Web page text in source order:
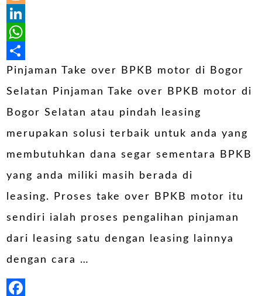
Blogger
LinkedIn
WhatsApp
Share
Pinjaman Take over BPKB motor di Bogor
Selatan Pinjaman Take over BPKB motor di
Bogor Selatan atau pindah leasing
merupakan solusi terbaik untuk anda yang
membutuhkan dana segar sementara BPKB
yang anda miliki masih berada di
leasing. Proses take over BPKB motor itu
sendiri ialah proses pengalihan pinjaman
dari leasing satu dengan leasing lainnya
dengan cara …